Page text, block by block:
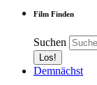
Film Finden
Suchen
Demnächst